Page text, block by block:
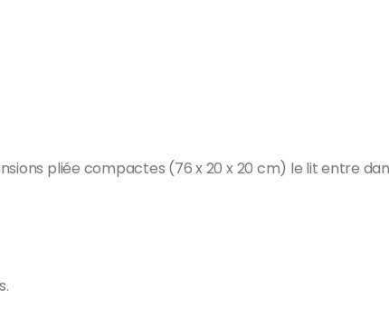
pliée compactes (76 x 20 x 20 cm) le lit entre